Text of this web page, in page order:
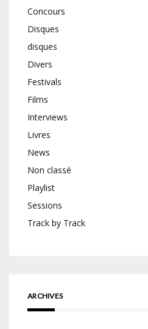
Concours
Disques
disques
Divers
Festivals
Films
Interviews
Livres
News
Non classé
Playlist
Sessions
Track by Track
ARCHIVES